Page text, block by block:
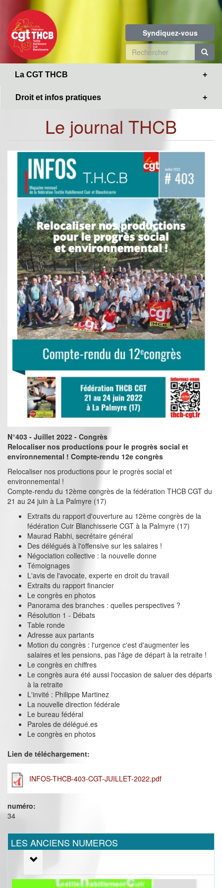
contenu
principal
Syndiquez-vous
Formulaire
de
La CGT THCB
Droit et infos pratiques
Le journal THCB
N°403 - Juillet 2022 - Congrès
Relocaliser nos productions pour le progrès social et
environnemental ! Compte-rendu 12e congrès
Relocaliser nos productions pour le progrès social et
environnemental !
Compte-rendu du 12ème congrès de la fédération THCB CGT du
21 au 24 juin à La Palmyre (17)
Extraits du rapport d'ouverture au 12ème congrès de la
fédération Cuir Blanchisserie CGT à la Palmyre (17)
Maurad Rabhi, secrétaire général
Des délégués à l'offensive sur les salaires !
Négociation collective : la nouvelle donne
Témoignages
L'avis de l'avocate, experte en droit du travail
Extraits du rapport financier
Le congrès en photos
Panorama des branches : quelles perspectives ?
Résolution 1 - Débats
Table ronde
Adresse aux partants
Motion du congrès : l'urgence c'est d'augmenter les
salaires et les pensions, pas l'âge de départ à la retraite !
Le congrès en chiffres
Le congrès aura été aussi l'occasion de saluer des départs
à la retraite
L'invité : Philippe Martinez
La nouvelle direction fédérale
Le bureau fédéral
Paroles de délégué.es
Le congrès en photos
Lien de téléchargement:
INFOS-THCB-403-CGT-JUILLET-2022.pdf
numéro:
34
LES ANCIENS NUMEROS